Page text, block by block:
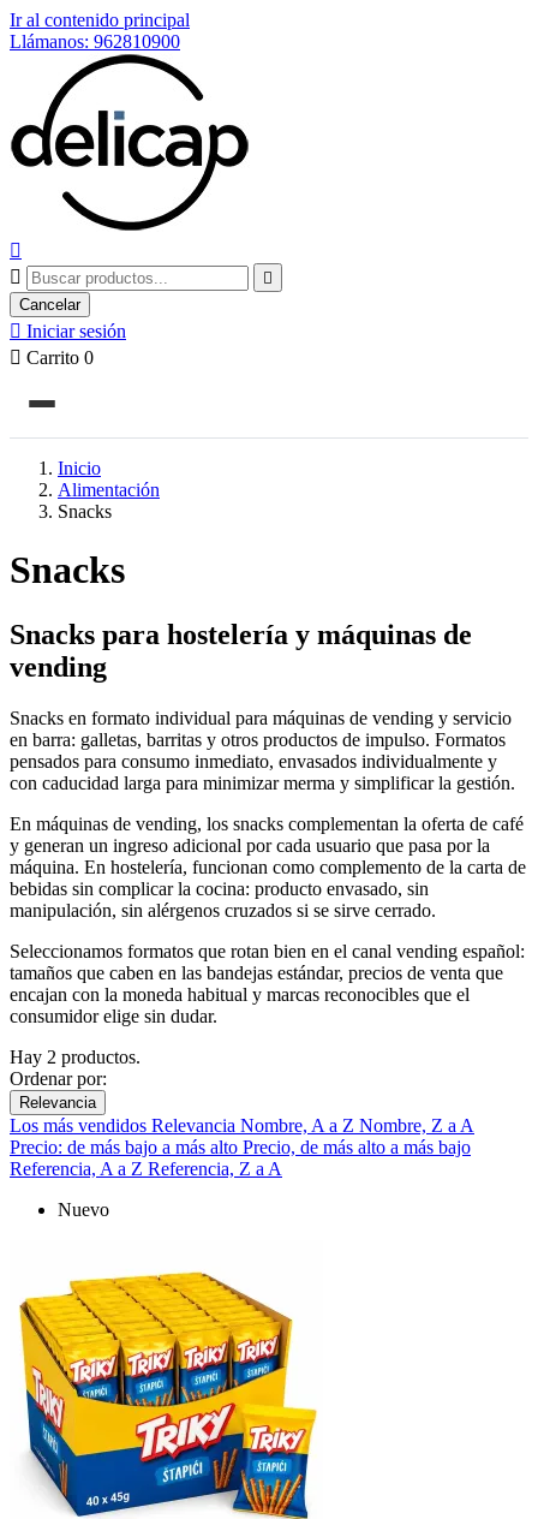
Ir al contenido principal
Llámanos: 962810900



Cancelar
 Iniciar sesión
 Carrito 0
Inicio
Alimentación
Snacks
Snacks
Snacks para hostelería y máquinas de
vending
Snacks en formato individual para máquinas de vending y servicio
en barra: galletas, barritas y otros productos de impulso. Formatos
pensados para consumo inmediato, envasados individualmente y
con caducidad larga para minimizar merma y simplificar la gestión.
En máquinas de vending, los snacks complementan la oferta de café
y generan un ingreso adicional por cada usuario que pasa por la
máquina. En hostelería, funcionan como complemento de la carta de
bebidas sin complicar la cocina: producto envasado, sin
manipulación, sin alérgenos cruzados si se sirve cerrado.
Seleccionamos formatos que rotan bien en el canal vending español:
tamaños que caben en las bandejas estándar, precios de venta que
encajan con la moneda habitual y marcas reconocibles que el
consumidor elige sin dudar.
Hay 2 productos.
Ordenar por:
Relevancia
Los más vendidos Relevancia Nombre, A a Z Nombre, Z a A
Precio: de más bajo a más alto Precio, de más alto a más bajo
Referencia, A a Z Referencia, Z a A
Nuevo